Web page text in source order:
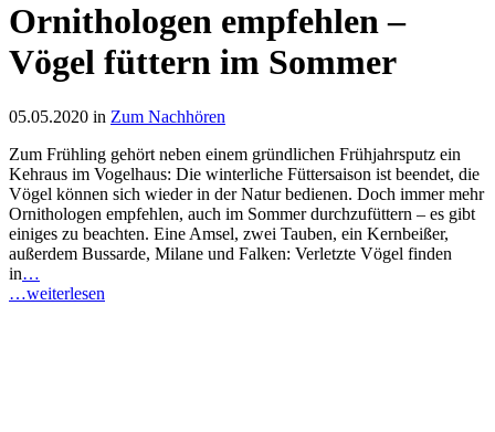
Ornithologen empfehlen –
Vögel füttern im Sommer
05.05.2020 in Zum Nachhören
Zum Frühling gehört neben einem gründlichen Frühjahrsputz ein
Kehraus im Vogelhaus: Die winterliche Füttersaison ist beendet, die
Vögel können sich wieder in der Natur bedienen. Doch immer mehr
Ornithologen empfehlen, auch im Sommer durchzufüttern – es gibt
einiges zu beachten. Eine Amsel, zwei Tauben, ein Kernbeißer,
außerdem Bussarde, Milane und Falken: Verletzte Vögel finden
in…
…weiterlesen